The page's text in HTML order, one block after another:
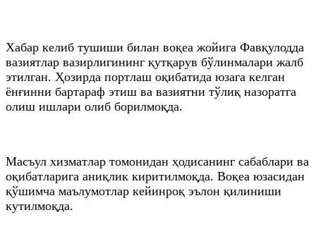
Хабар келиб тушиши билан воқеа жойига Фавқулодда
вазиятлар вазирлигининг қутқарув бўлинмалари жалб
этилган. Ҳозирда портлаш оқибатида юзага келган
ёнғинни бартараф этиш ва вазиятни тўлиқ назоратга
олиш ишлари олиб борилмоқда.
Масъул хизматлар томонидан ҳодисанинг сабаблари ва
оқибатларига аниқлик киритилмоқда. Воқеа юзасидан
қўшимча маълумотлар кейинроқ эълон қилиниши
кутилмоқда.